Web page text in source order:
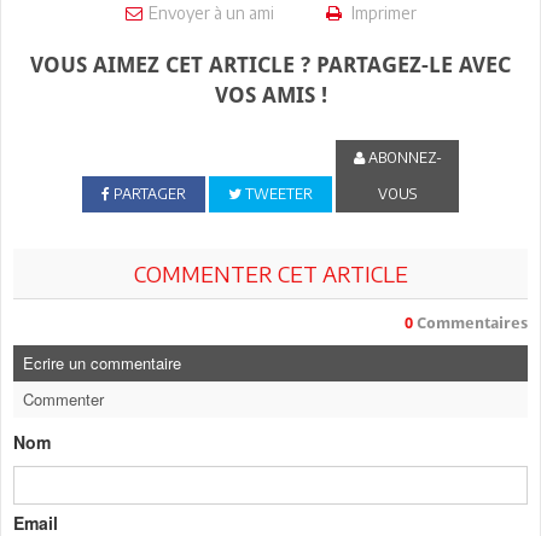
Envoyer à un ami Imprimer
VOUS AIMEZ CET ARTICLE ? PARTAGEZ-LE AVEC
VOS AMIS !
PARTAGER TWEETER
ABONNEZ-
VOUS
COMMENTER CET ARTICLE
0 Commentaires
Ecrire un commentaire
Commenter
Nom
Email